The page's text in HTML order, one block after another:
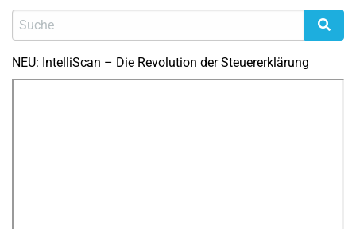
NEU: IntelliScan – Die Revolution der Steuererklärung